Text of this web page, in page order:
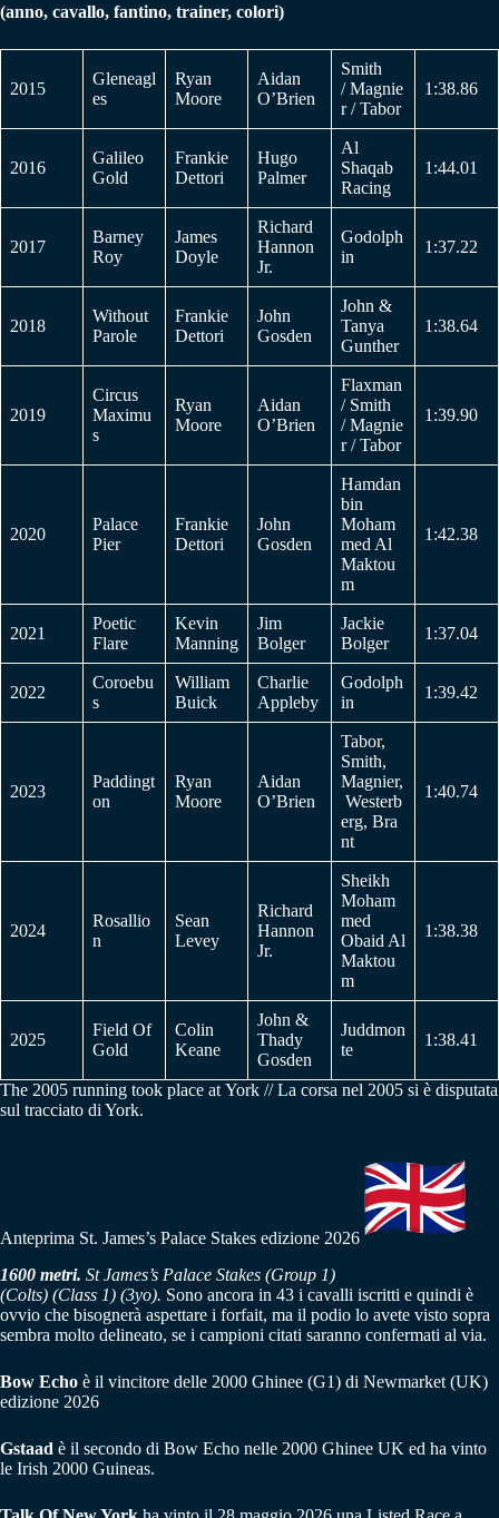
(anno, cavallo, fantino, trainer, colori)
2015
Gleneagl
es
Ryan
Moore
Aidan
O’Brien
Smith
/ Magnie
r / Tabor
1:38.86
2016
Galileo
Gold
Frankie
Dettori
Hugo
Palmer
Al
Shaqab
Racing
1:44.01
2017
Barney
Roy
James
Doyle
Richard
Hannon
Jr.
Godolph
in
1:37.22
2018
Without
Parole
Frankie
Dettori
John
Gosden
John &
Tanya
Gunther
1:38.64
2019
Circus
Maximu
s
Ryan
Moore
Aidan
O’Brien
Flaxman
/ Smith
/ Magnie
r / Tabor
1:39.90
2020
Palace
Pier
Frankie
Dettori
John
Gosden
Hamdan
bin
Moham
med Al
Maktou
m
1:42.38
2021
Poetic
Flare
Kevin
Manning
Jim
Bolger
Jackie
Bolger
1:37.04
2022
Coroebu
s
William
Buick
Charlie
Appleby
Godolph
in
1:39.42
2023
Paddingt
on
Ryan
Moore
Aidan
O’Brien
Tabor,
Smith,
Magnier,
Westerb
erg, Bra
nt
1:40.74
2024
Rosallio
n
Sean
Levey
Richard
Hannon
Jr.
Sheikh
Moham
med
Obaid Al
Maktou
m
1:38.38
2025
Field Of
Gold
Colin
Keane
John &
Thady
Gosden
Juddmon
te
1:38.41
The 2005 running took place at York // La corsa nel 2005 si è disputata
sul tracciato di York.
Anteprima St. James’s Palace Stakes edizione 2026
1600 metri. St James’s Palace Stakes (Group 1)
(Colts) (Class 1) (3yo). Sono ancora in 43 i cavalli iscritti e quindi è
ovvio che bisognerà aspettare i forfait, ma il podio lo avete visto sopra
sembra molto delineato, se i campioni citati saranno confermati al via.
Bow Echo è il vincitore delle 2000 Ghinee (G1) di Newmarket (UK)
edizione 2026
Gstaad è il secondo di Bow Echo nelle 2000 Ghinee UK ed ha vinto
le Irish 2000 Guineas.